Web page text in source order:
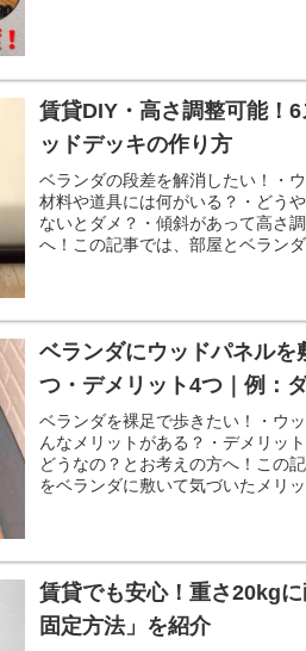
賃貸DIY・高さ調整可能！
ッドデッキの作り方
ベランダの段差を解消したい！・
材料や道具には何がいる？・どう
ないとダメ？・傾斜があって高さ
へ！この記事では、部屋とベラン
ベランダにウッドパネル
つ・デメリット4つ｜例：
ベランダを裸足で歩きたい！・ウ
んなメリットがある？・デメリッ
どうなの？とお考えの方へ！この
をベランダに敷いて気づいたメリ
賃貸でも安心！重さ20kg
固定方法」を紹介